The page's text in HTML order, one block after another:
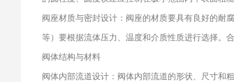
阀座材质与密封设计：阀座的材质要具有良好的耐
等）要根据流体压力、温度和介质性质进行选择。
阀体结构与材料
阀体内部流道设计：阀体内部流道的形状、尺寸和